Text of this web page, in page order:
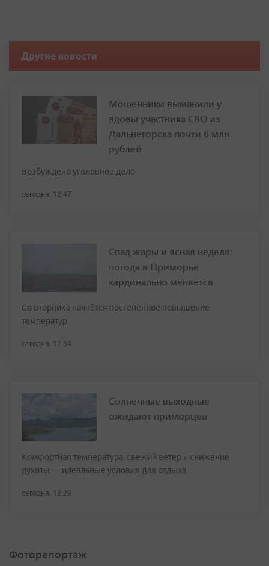
Другие новости
Мошенники выманили у
вдовы участника СВО из
Дальнегорска почти 6 млн
рублей
Возбуждено уголовное дело
сегодня, 12:47
Спад жары и ясная неделя:
погода в Приморье
кардинально меняется
Со вторника начнётся постепенное повышение
температур
сегодня, 12:34
Солнечные выходные
ожидают приморцев
Комфортная температура, свежий ветер и снижение
духоты — идеальные условия для отдыха
сегодня, 12:28
Фоторепортаж